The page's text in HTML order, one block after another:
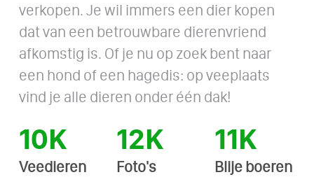
verkopen. Je wil immers een dier kopen
dat van een betrouwbare dierenvriend
afkomstig is. Of je nu op zoek bent naar
een hond of een hagedis: op veeplaats
vind je alle dieren onder één dak!
10K
Veedieren
12K
Foto's
11K
Blije boeren